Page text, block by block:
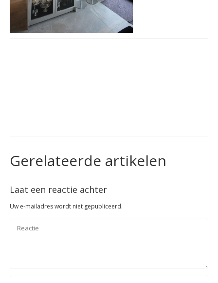
Gerelateerde artikelen
Laat een reactie achter
Uw e-mailadres wordt niet gepubliceerd.